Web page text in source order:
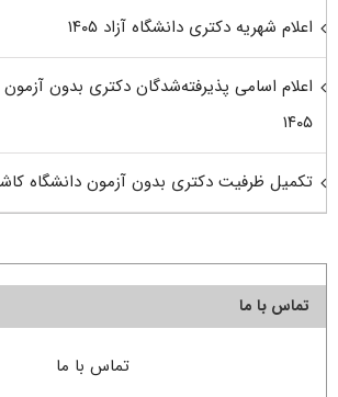
اعلام شهریه دکتری دانشگاه آزاد ۱۴۰۵
اعلام اسامی پذیرفته‌شدگان دکتری بدون
۱۴۰۵
تکمیل ظرفیت دکتری بدون آزمون دانشگاه کاشان
تماس با ما
تماس با ما